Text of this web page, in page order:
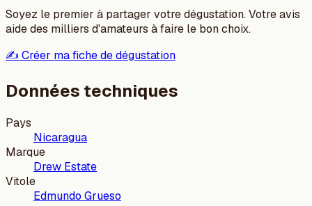
Soyez le premier à partager votre dégustation. Votre avis
aide des milliers d'amateurs à faire le bon choix.
✍️ Créer ma fiche de dégustation
Données techniques
Pays
Nicaragua
Marque
Drew Estate
Vitole
Edmundo Grueso